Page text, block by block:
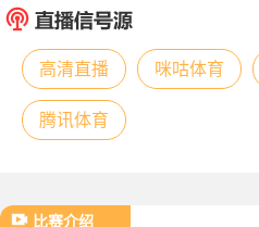
高清直播 咪咕体育
腾讯体育
比赛介绍